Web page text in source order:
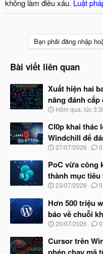
không làm điều xấu. Luật
Bạn phải đăng nhập
Bài viết liên quan
Xuất hiện hai
năng đánh
N
à
b
ắ
đ
ầ
u
Hôm qua, lúc
Cl0p khai thác
Windchill để
N
à
b
ắ
đ
ầ
u
27/07/2026 0
PoC vừa công
thành mục
N
à
y
b
ắ
đ
ầ
23/07/2026 0
Hơn 500 triệu
báo về chuỗi
N
à
20/07/2026 0
Cursor trên